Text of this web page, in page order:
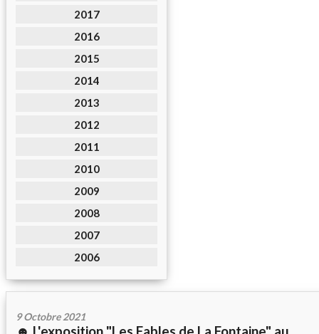
2017
2016
2015
2014
2013
2012
2011
2010
2009
2008
2007
2006
9 Octobre 2021